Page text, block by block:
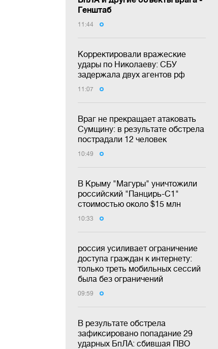
Генштаб
11:44
Корректировали вражеские
удары по Николаеву: СБУ
задержала двух агентов рф
11:07
Враг не прекращает атаковать
Сумщину: в результате обстрела
пострадали 12 человек
10:49
В Крыму "Магуры" уничтожили
российский "Панцирь-С1"
стоимостью около $15 млн
10:33
россия усиливает ограничение
доступа граждан к интернету:
только треть мобильных сессий
была без ограничений
09:59
В результате обстрела
зафиксировано попадание 29
ударных БпЛА: сбившая ПВО